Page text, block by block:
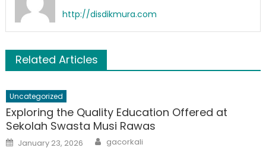
http://disdikmura.com
Related Articles
Uncategorized
Exploring the Quality Education Offered at
Sekolah Swasta Musi Rawas
Posted
on
January 23, 2026 Author
gacorkali